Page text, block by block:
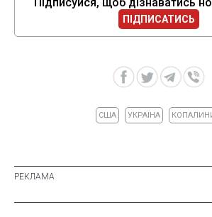
ПІДПИСАТИСЬ
США УКРАЇНА